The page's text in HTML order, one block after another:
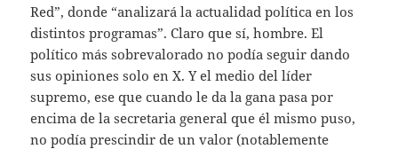
Red”, donde “analizará la actualidad política en los
distintos programas”. Claro que sí, hombre. El
político más sobrevalorado no podía seguir dando
sus opiniones solo en X. Y el medio del líder
supremo, ese que cuando le da la gana pasa por
encima de la secretaria general que él mismo puso,
no podía prescindir de un valor (notablemente